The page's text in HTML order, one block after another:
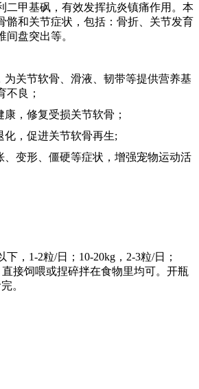
二甲基砜，有效发挥抗炎镇痛作用。本
骼和关节症状，包括：骨折、关节发育
盘突出等。
为关节软骨、滑液、韧带等提供营养基
不良；
，修复受损关节软骨；
化，促进关节软骨再生;
、变形、僵硬等症状，增强宠物运动活
，1-2粒/日；10-20kg，2-3粒/日；
直接饲喂或捏碎拌在食物里均可。开瓶
。